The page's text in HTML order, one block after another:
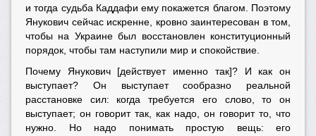
и тогда судьба Каддафи ему покажется благом. Поэтому
Янукович сейчас искренне, кровно заинтересован в том,
чтобы на Украине был восстановлен конституционный
порядок, чтобы там наступили мир и спокойствие.
Почему Янукович [действует именно так]? И как он
выступает? Он выступает сообразно реальной
расстановке сил: когда требуется его слово, то он
выступает; он говорит так, как надо, он говорит то, что
нужно. Но надо понимать простую вещь: его